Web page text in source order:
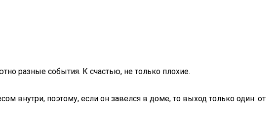
разные события. К счастью, не только плохие.
внутри, поэтому, если он завелся в доме, то выход только один: от